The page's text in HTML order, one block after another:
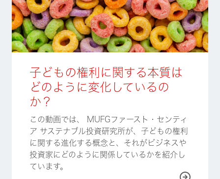
子どもの権利に関する本質は
どのように変化しているの
か？
この動画では、 MUFGファースト・センティ
ア サステナブル投資研究所が、子どもの権利
に関する進化する概念と、それがビジネスや
投資家にどのように関係しているかを紹介し
ています。